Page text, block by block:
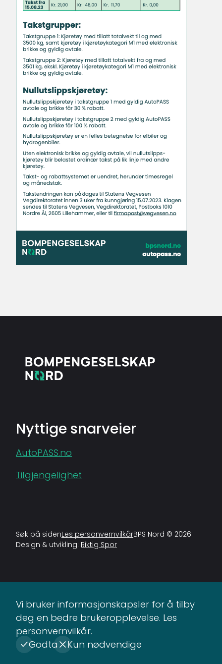
Nyttige snarveier
AutoPASS.no
Tilgjengelighet
Søk på sidenLes personvernvilkårBPS Nord © 2026
Design & utvikling: Riktig Spor
Vi bruker informasjonskapsler for å tilby
deg en bedre brukeropplevelse. Les
personvernvilkår.
Godta
Kun nødvendige